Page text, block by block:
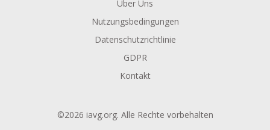
Über Uns
Nutzungsbedingungen
Datenschutzrichtlinie
GDPR
Kontakt
©2026 iavg.org. Alle Rechte vorbehalten